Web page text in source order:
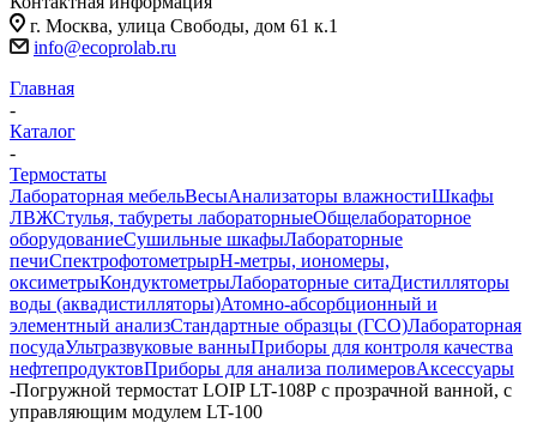
г. Москва, улица Свободы, дом 61 к.1
info@ecoprolab.ru
Главная
-
Каталог
-
Термостаты
Лабораторная мебельВесыАнализаторы влажностиШкафы
ЛВЖСтулья, табуреты лабораторныеОбщелабораторное
оборудованиеСушильные шкафыЛабораторные
печиСпектрофотометрыpH-метры, иономеры,
оксиметрыКондуктометрыЛабораторные ситаДистилляторы
воды (аквадистилляторы)Атомно-абсорбционный и
элементный анализСтандартные образцы (ГСО)Лабораторная
посудаУльтразвуковые ванныПриборы для контроля качества
нефтепродуктовПриборы для анализа полимеровАксессуары
-Погружной термостат LOIP LT-108Р с прозрачной ванной, с
управляющим модулем LT-100